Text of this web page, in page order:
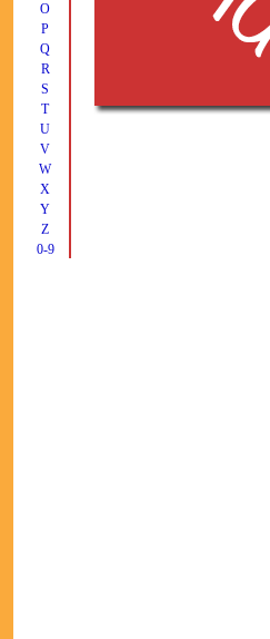
O
P
Q
R
S
T
U
V
W
X
Y
Z
0-9